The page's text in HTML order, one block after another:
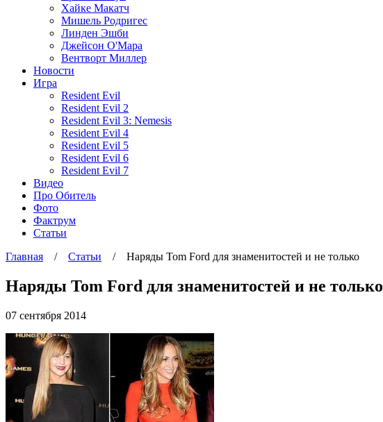
Хайке Макатч
Мишель Родригес
Линден Эшби
Джейсон О'Мара
Вентворт Миллер
Новости
Игра
Resident Evil
Resident Evil 2
Resident Evil 3: Nemesis
Resident Evil 4
Resident Evil 5
Resident Evil 6
Resident Evil 7
Видео
Про Обитель
Фото
Фактрум
Статьи
Главная / Статьи / Наряды Tom Ford для знаменитостей и не только
Наряды Tom Ford для знаменитостей и не только
07 сентября 2014